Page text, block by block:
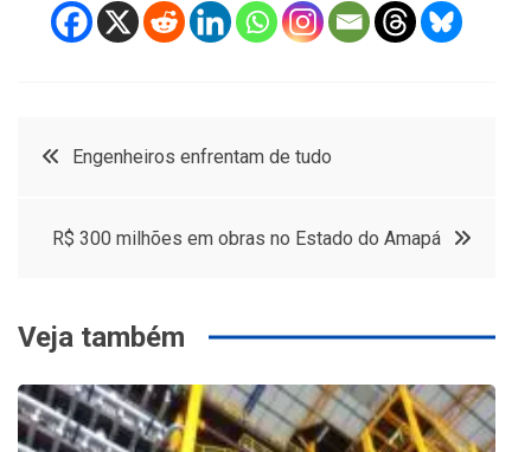
Navegação
Engenheiros enfrentam de tudo
R$ 300 milhões em obras no Estado do Amapá
Veja também